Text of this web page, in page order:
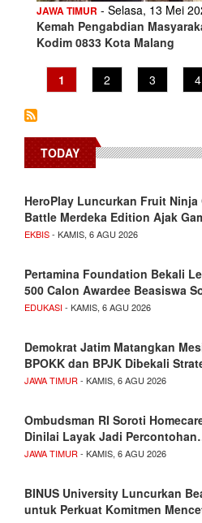
JAWA TIMUR - Selasa, 13 Mei
Kemah Pengabdian
Kodim 0833 Kota Malang
Pagination
Current
page
1 Page
2 Page
3 4
TODAY
HeroPlay Luncurkan Fruit Ninja
Battle Merdeka Edition Ajak
EKBIS- KAMIS, 6 AGU 2026
Pertamina Foundation Bekali
500 Calon Awardee Beasiswa
EDUKASI- KAMIS, 6 AGU 2026
Demokrat Jatim Matangkan
BPOKK dan BPJK Dibekali
JAWA TIMUR - KAMIS, 6 AGU 2026
Ombudsman RI Soroti
Dinilai Layak Jadi
JAWA TIMUR - KAMIS, 6 AGU 2026
BINUS University Luncurkan
untuk Perkuat Komitmen